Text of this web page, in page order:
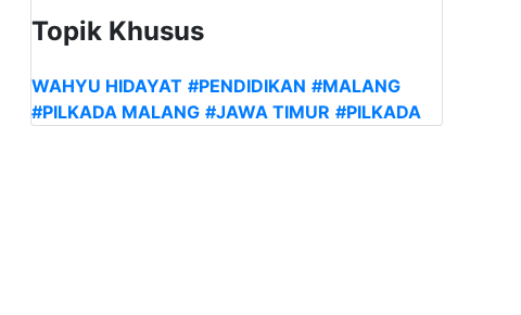
Topik Khusus
WAHYU HIDAYAT #PENDIDIKAN #MALANG
#PILKADA MALANG #JAWA TIMUR #PILKADA